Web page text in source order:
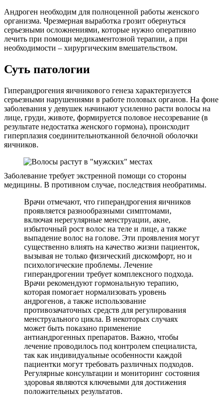
Андроген необходим для полноценной работы женского
организма. Чрезмерная выработка грозит обернуться
серьезными осложнениями, которые нужно оперативно
лечить при помощи медикаментозной терапии, а при
необходимости – хирургическим вмешательством.
Суть патологии
Гиперандрогения яичникового генеза характеризуется
серьезными нарушениями в работе половых органов. На фоне
заболевания у девушек начинают усиленно расти волосы на
лице, груди, животе, формируется половое несозревание (в
результате недостатка женского гормона), происходит
гиперплазия соединительнотканной белочной оболочки
яичников.
Заболевание требует экстренной помощи со стороны
медицины. В противном случае, последствия необратимы.
Врачи отмечают, что гиперандрогения яичников
проявляется разнообразными симптомами,
включая нерегулярные менструации, акне,
избыточный рост волос на теле и лице, а также
выпадение волос на голове. Эти проявления могут
существенно влиять на качество жизни пациенток,
вызывая не только физический дискомфорт, но и
психологические проблемы. Лечение
гиперандрогении требует комплексного подхода.
Врачи рекомендуют гормональную терапию,
которая помогает нормализовать уровень
андрогенов, а также использование
противозачаточных средств для регулирования
менструального цикла. В некоторых случаях
может быть показано применение
антиандрогенных препаратов. Важно, чтобы
лечение проводилось под контролем специалиста,
так как индивидуальные особенности каждой
пациентки могут требовать различных подходов.
Регулярные консультации и мониторинг состояния
здоровья являются ключевыми для достижения
положительных результатов.